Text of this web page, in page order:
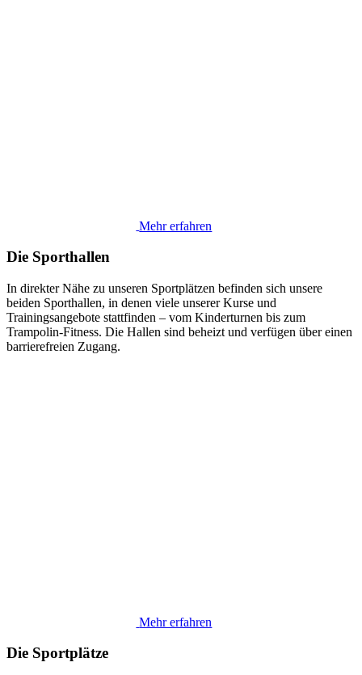
Mehr erfahren
Die Sporthallen
In direkter Nähe zu unseren Sportplätzen befinden sich unsere
beiden Sporthallen, in denen viele unserer Kurse und
Trainingsangebote stattfinden – vom Kinderturnen bis zum
Trampolin-Fitness. Die Hallen sind beheizt und verfügen über einen
barrierefreien Zugang.
Mehr erfahren
Die Sportplätze